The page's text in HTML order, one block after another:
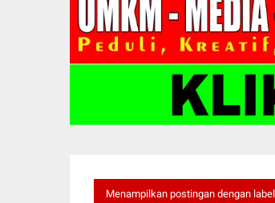
Menampilkan postingan dengan label